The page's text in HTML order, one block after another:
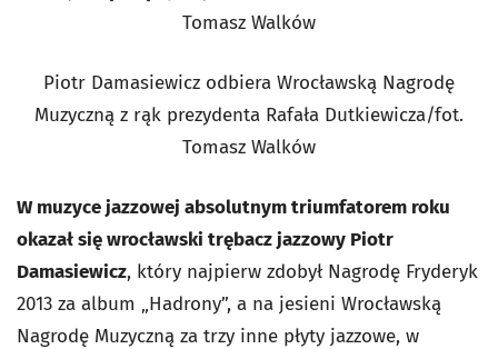
Piotr Damasiewicz odbiera Wrocławską Nagrodę
Muzyczną z rąk prezydenta Rafała Dutkiewicza/fot.
Tomasz Walków
W muzyce jazzowej absolutnym triumfatorem roku
okazał się wrocławski trębacz jazzowy Piotr
Damasiewicz, który najpierw zdobył Nagrodę Fryderyk
2013 za album „Hadrony”, a na jesieni Wrocławską
Nagrodę Muzyczną za trzy inne płyty jazzowe, w